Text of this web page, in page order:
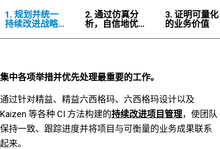
1. 规划并统一
持续改进战略
2. 通过仿真分
析，自信地优
3. 证明可量化
的业务价值
集中各项举措并优先处理最重要的工作。
通过针对精益、精益六西格玛、六西格玛设计以及
Kaizen 等各种 CI 方法构建的持续改进项目管理，使团队
保持一致、跟踪进度并将项目与可衡量的业务成果联系
起来。